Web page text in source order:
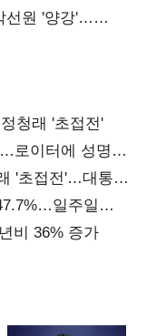
선원 '양강'…
청래 '초접전'
로이터에 성명
'초접전'…대통령
일주일
비 36% 증가